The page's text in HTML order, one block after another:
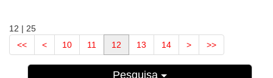
12 | 25
<<
< 10 11 12 13 14 > >>
Pesquisa